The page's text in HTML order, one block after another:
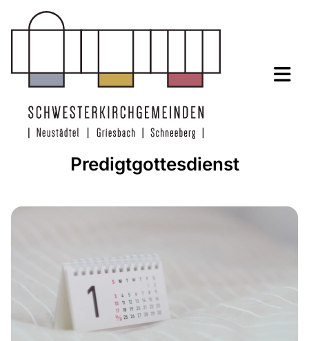
Predigtgottesdienst